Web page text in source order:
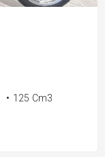
• 125 Cm3